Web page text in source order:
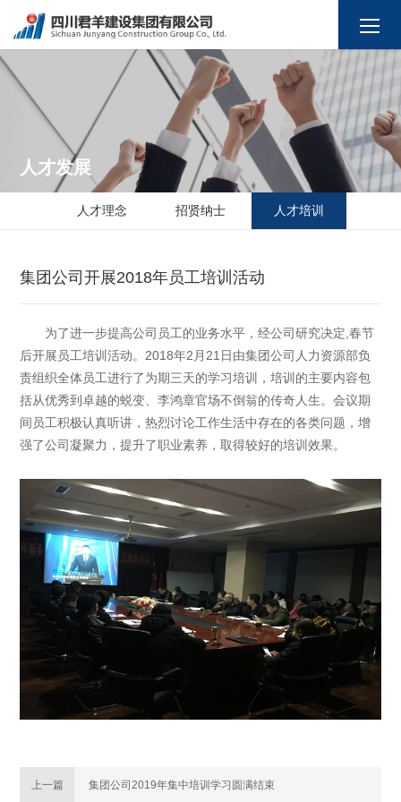
人才发展
人才理念 招贤纳士 人才培训
集团公司开展2018年员工培训活动
为了进一步提高公司员工的业务水平，经公司研究决定,春节
后开展员工培训活动。2018年2月21日由集团公司人力资源部负
责组织全体员工进行了为期三天的学习培训，培训的主要内容包
括从优秀到卓越的蜕变、李鸿章官场不倒翁的传奇人生。会议期
间员工积极认真听讲，热烈讨论工作生活中存在的各类问题，增
强了公司凝聚力，提升了职业素养，取得较好的培训效果。
上一篇 集团公司2019年集中培训学习圆满结束